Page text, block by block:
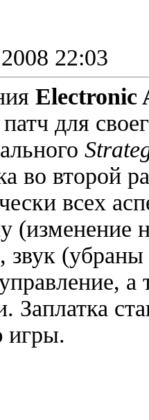
22:03
Electronic
для
во второй
всех
(изменение
звук
а
Заплатка
игры.